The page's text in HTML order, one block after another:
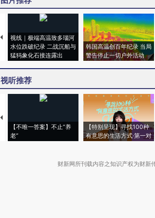
视线｜极端高温致多瑙河
水位跌破纪录 二战沉船与
猛犸象化石接连露出
韩国高温创百年纪录 当局
警告停止一切户外活动
视听推荐
【不唯一答案】不止“养
老”
【特别呈现】寻找100种
有意思的生活方式·第一对
财新网所刊载内容之知识产权为财新